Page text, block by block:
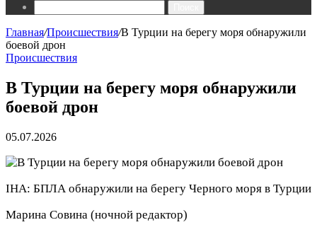
Главная/Происшествия/В Турции на берегу моря обнаружили
боевой дрон
Происшествия
В Турции на берегу моря обнаружили
боевой дрон
05.07.2026
IHA: БПЛА обнаружили на берегу Черного моря в Турции
Марина Совина (ночной редактор)